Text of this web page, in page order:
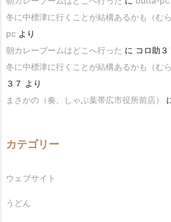
冬に中標津に行くことが結構あるかも（むら
pc より
朝カレーブームはどこへ行った に コロ助３
冬に中標津に行くことが結構あるかも（むら
３７ より
まさかの（奏、しゃぶ葉帯広市役所前店）
カテゴリー
ウェブサイト
うどん